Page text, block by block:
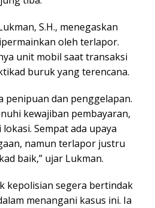
S.H., menegaskan
oleh terlapor.
unit mobil saat transaksi
buruk yang terencana.
penipuan dan penggelapan.
kewajiban pembayaran,
Sempat ada upaya
namun terlapor justru
baik,” ujar Lukman.
kepolisian segera bertindak
menangani kasus ini. Ia